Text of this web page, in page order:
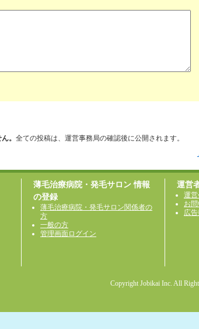
。 全ての投稿は、運営事務局の確認後に公開されます。
薄毛治療病院・発毛サロン 情報
の登録
薄毛治療病院・発毛サロン関係者の
方
一般の方
管理画面ログイン
運営
運営
お
広
Copyright Jobikai Inc. All